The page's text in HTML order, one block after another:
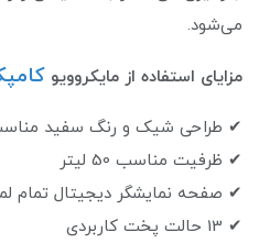
می‌شود.
مزایای استفاده از مایکروویو
✔ طراحی شیک و رنگ سفید
✔ ظرفیت مناسب 50 لیتر
✔ صفحه نمایشگر دیجیتال تمام
✔ 13 حالت پخت کاربردی